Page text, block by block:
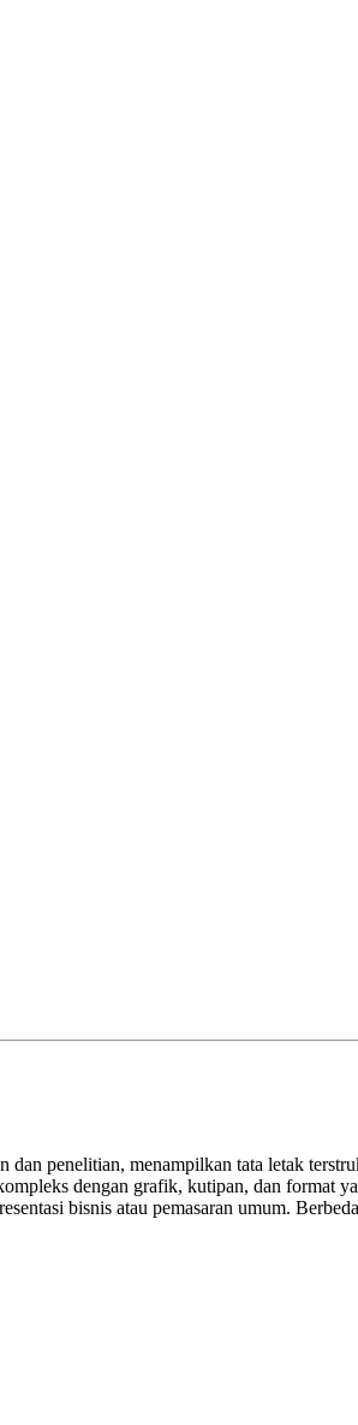
penelitian, menampilkan tata letak
dengan grafik, kutipan, dan format
bisnis atau pemasaran umum.